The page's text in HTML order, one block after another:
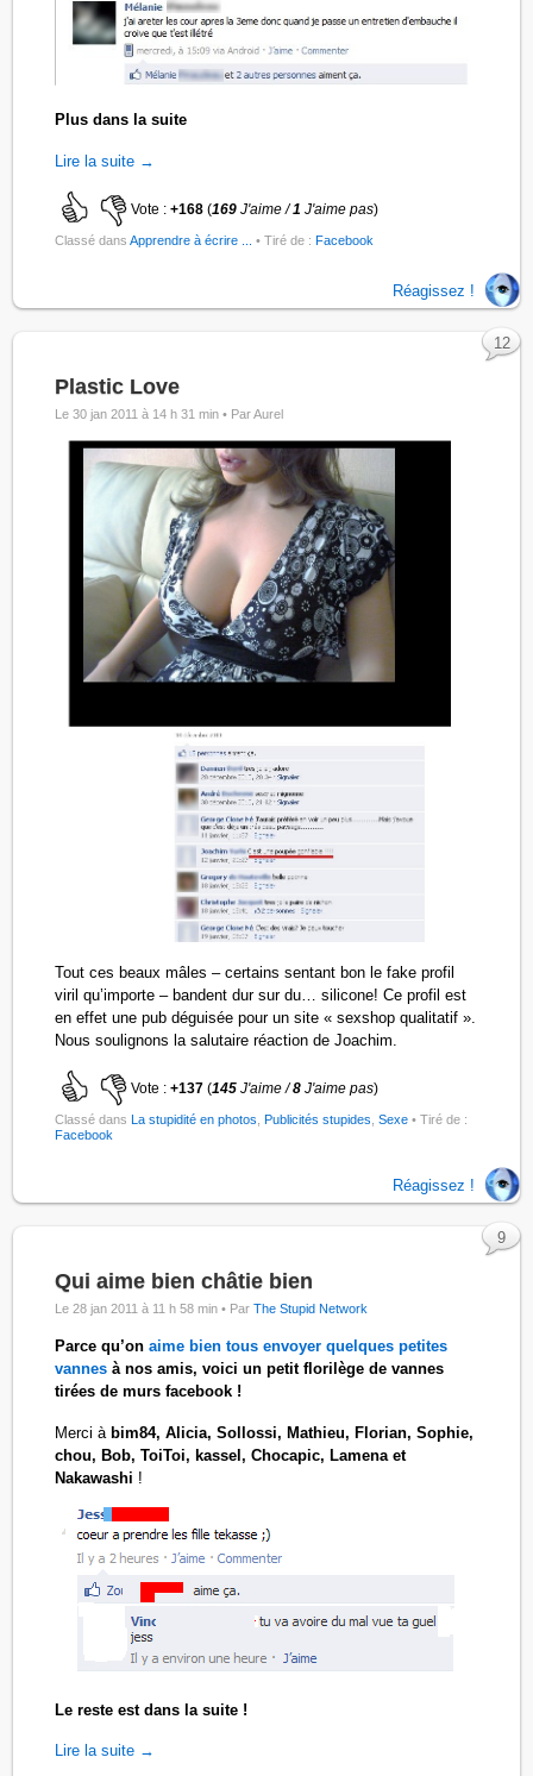
Plus dans la suite
Lire la suite →
Vote :+168 (169J'aime /1 J'aime pas)
Classé dansApprendre à écrire ... • Tiré de : Facebook
Réagissez !
Plastic Love
Le 30 jan 2011 à 14 h 31 min • Par Aurel
Tout ces beaux mâles – certains sentant bon le fake profil
viril qu’importe – bandent dur sur du… silicone! Ce profil est
en effet une pub déguisée pour un site « sexshop qualitatif ».
Nous soulignons la salutaire réaction de Joachim.
Vote :+137 (145J'aime /8 J'aime pas)
Classé dans La stupidité en photos Publicités stupides ,Sexe
12
• Tiré de :
Facebook
Réagissez !
Qui aime bien châtie bien
Le 28 jan 2011 à 11 h 58 min • ParThe Stupid Network
Parce qu’onaime bien tous envoyer quelques petites
vannes à nos amis, voici un petit florilège de vannes
tirées de murs facebook !
Merci à bim84, Alicia, Sollossi, Mathieu, Florian, Sophie,
chou, Bob, ToiToi, kassel, Chocapic, Lamena et
Nakawashi !
Le reste est dans la suite !
Lire la suite →
9